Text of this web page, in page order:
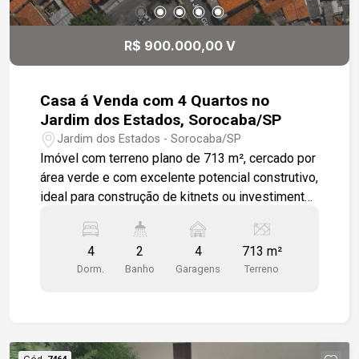
morar e ótima exposição para atividades
comerciais. Um endereço que reúne
conveniência, acessibilidade e alto potencial de
R$ 900.000,00 V
Casa á Venda com 4 Quartos no
Jardim dos Estados, Sorocaba/SP
Jardim dos Estados - Sorocaba/SP
Imóvel com terreno plano de 713 m², cercado por
área verde e com excelente potencial construtivo,
ideal para construção de kitnets ou investimento
Sala de jantar; -Cozinha; -2 banheiros; -Espaço
para até 4 veículos. Localização: -A 12 minutos
do Centro de Sorocaba; -Próximo à ETEC
4
Dorm.
2
Banho
4
Garagens
713 m²
Terreno